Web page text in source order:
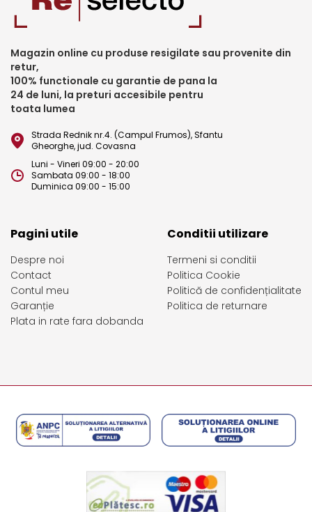
Magazin online cu produse resigilate sau provenite din
retur,
100% functionale cu garantie de pana la
24 de luni, la preturi accesibile pentru
toata lumea
Strada Rednik nr.4. (Campul Frumos), Sfantu
Gheorghe, jud. Covasna
Luni - Vineri 09:00 - 20:00
Sambata 09:00 - 18:00
Duminica 09:00 - 15:00
Pagini utile
Despre noi
Contact
Contul meu
Garanție
Plata in rate fara dobanda
Conditii utilizare
Termeni si conditii
Politica Cookie
Politică de confidențialitate
Politica de returnare